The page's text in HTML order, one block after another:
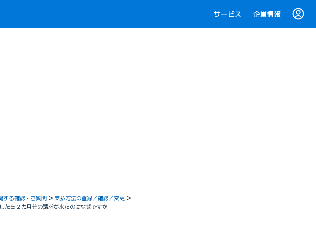
サービス 企業情報
する確認・ご質問
支払方法の登録／確認／変更
たら２カ月分の請求が来たのはなぜですか